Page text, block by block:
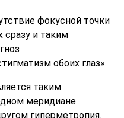
фокусной точки
сразу и таким
обоих глаз».
таким
меридиане
гиперметропия.